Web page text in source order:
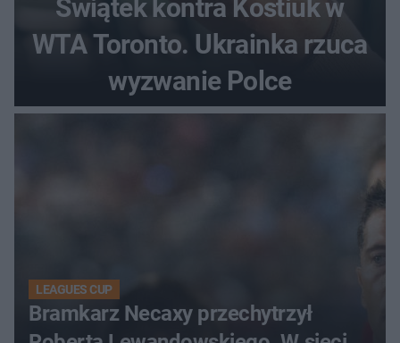
Świątek kontra Kostiuk w
WTA Toronto. Ukrainka rzuca
wyzwanie Polce
LEAGUES CUP
Bramkarz Necaxy przechytrzył